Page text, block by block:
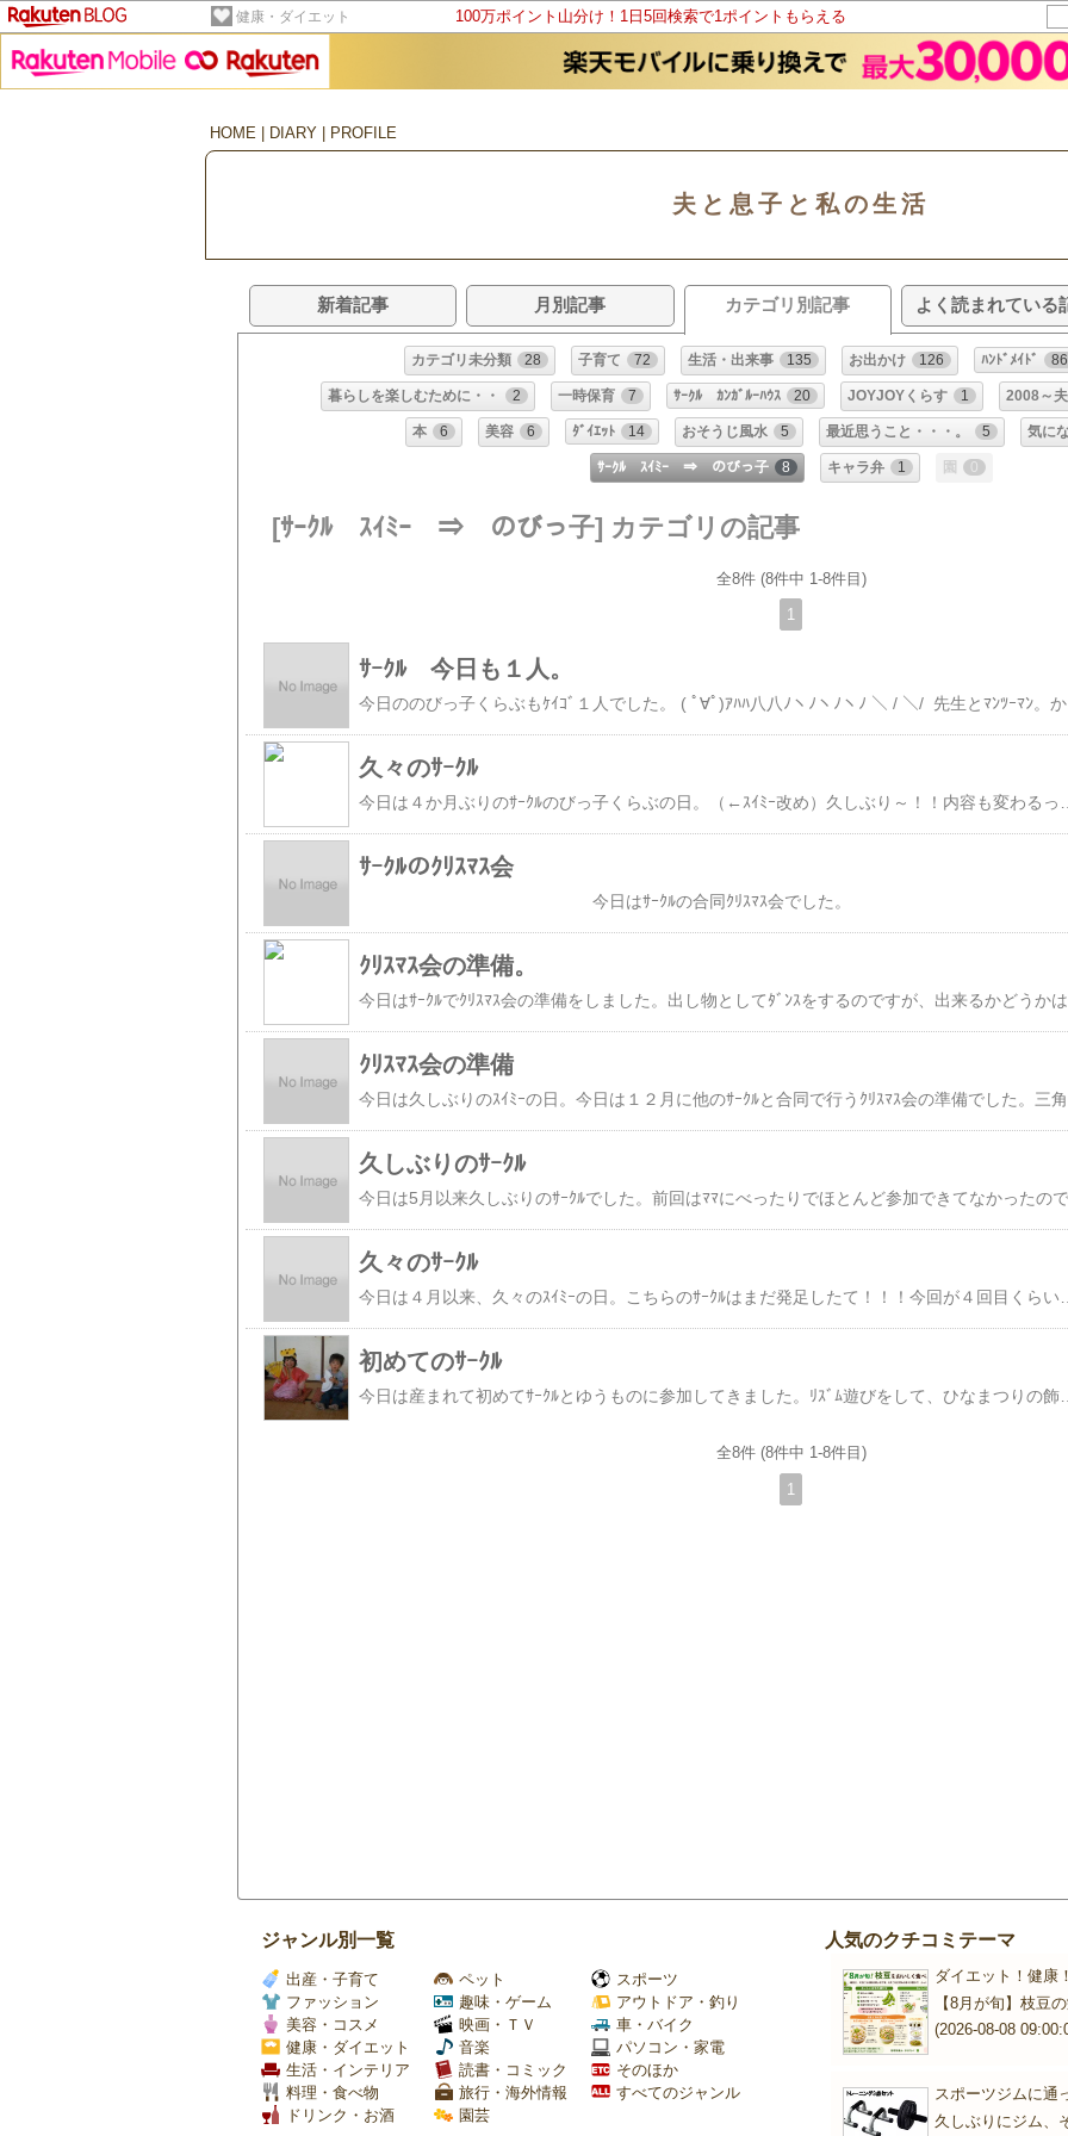
健康・ダイエット 100万ポイント山分け！1日5回検索で1ポイントもらえる
HOME
DIARY PROFILE
夫と息子と私の生活
新着記事 月別記事 カテゴリ別記事 よく読まれている
カテゴリ未分類 28 子育て 72 生活・出来事 135 お出かけ 126 ﾊﾝﾄﾞﾒｲﾄﾞ 86
暮らしを楽しむために・・ 2 一時保育 7 ｻｰｸﾙ ｶﾝｶﾞﾙｰﾊｳｽ 20 JOYJOYくらす 1 2008～
本 6 美容 6 ﾀﾞｲｴｯﾄ 14 おそうじ風水 5 最近思うこと・・・。 5 気に
ｻｰｸﾙ ｽｲﾐｰ ⇒ のびっ子 8 キャラ弁 1 園 0
[ｻｰｸﾙ ｽｲﾐｰ ⇒ のびっ子] カテゴリの記事
全8件 (8件中 1-8件目)
1
ｻｰｸﾙ 今日も１人。
今日ののびっ子くらぶもｹｲｺﾞ１人でした。 ( ﾟ∀ﾟ)ｱﾊﾊ八八ﾉヽﾉヽﾉヽﾉ ＼ / ＼/
久々のｻｰｸﾙ
ｻｰｸﾙのｸﾘｽﾏｽ会
ｸﾘｽﾏｽ会の準備。
ｸﾘｽﾏｽ会の準備
久しぶりのｻｰｸﾙ
久々のｻｰｸﾙ
初めてのｻｰｸﾙ
今日は産まれて初めてｻｰｸﾙとゆうものに参加してきました。ﾘｽﾞﾑ遊びをして、ひなまつりの飾りを作って、おやつを食べて、ﾜｲﾜｲしました。先生が作ってきてくれたお雛様とお内裏様の衣装で写真撮影！お隣のお雛様はちゃんと着てるんだけど、ｹｲｺﾞは拒否(；´Д`A ```で、こんな感じになりました。 ヾ(´Д｀;●) ちょっと暗いですなぁ・・・ﾌﾗｯｼｭなしでした。今日は他のお友達と一緒に遊べなかったのですが、かなり楽しかった様子。子供の普段とは違う笑顔を見ると、こっちまで嬉しくなりますね♪こうゆう刺激ってやっぱり必要ですね～。
全8件 (8件中 1-8件目)
1
ジャンル別一覧
出産・子育て
ファッション
美容・コスメ
健康・ダイエット
生活・インテリア
料理・食べ物
ドリンク・お酒
ペット
趣味・ゲーム
映画・ＴＶ
音楽
読書・コミック
旅行・海外情報
園芸
スポーツ
アウトドア・釣り
車・バイク
パソコン・家電
そのほか
すべてのジャンル
人気のクチコミテーマ
ダイエット！健康
【8月が旬】枝豆
(2026-08-08
スポーツジムに通
久しぶりにジム、